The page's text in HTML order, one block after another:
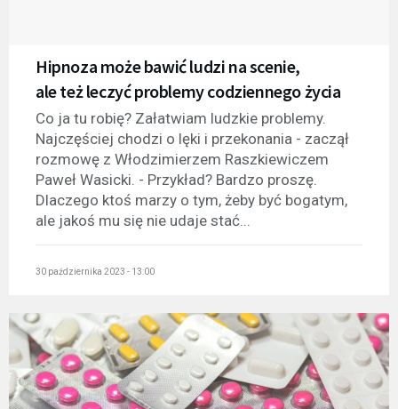
Hipnoza może bawić ludzi na scenie,
ale też leczyć problemy codziennego życia
Co ja tu robię? Załatwiam ludzkie problemy.
Najczęściej chodzi o lęki i przekonania - zaczął
rozmowę z Włodzimierzem Raszkiewiczem
Paweł Wasicki. - Przykład? Bardzo proszę.
Dlaczego ktoś marzy o tym, żeby być bogatym,
ale jakoś mu się nie udaje stać...
30 października 2023 - 13:00